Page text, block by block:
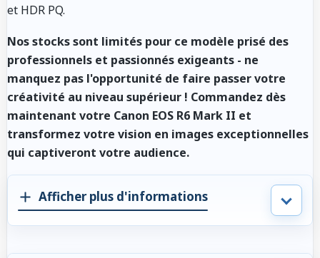
et HDR PQ.
Nos stocks sont limités pour ce modèle prisé des
professionnels et passionnés exigeants - ne
manquez pas l'opportunité de faire passer votre
créativité au niveau supérieur ! Commandez dès
maintenant votre Canon EOS R6 Mark II et
transformez votre vision en images exceptionnelles
qui captiveront votre audience.
Afficher plus d'informations